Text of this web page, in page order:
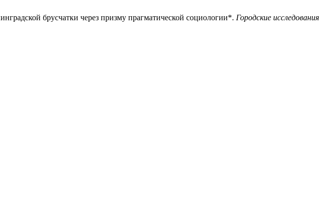
брусчатки через призму прагматической социологии*. Городские исследования